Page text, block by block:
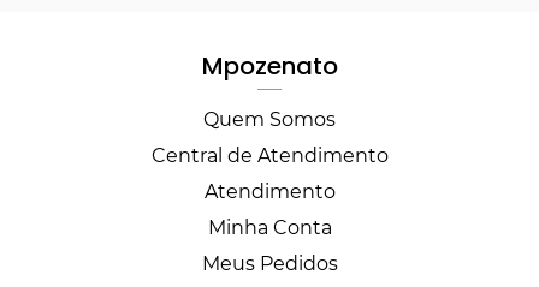
Mpozenato
Quem Somos
Central de Atendimento
Atendimento
Minha Conta
Meus Pedidos